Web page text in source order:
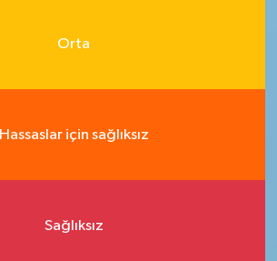
Orta
Hassaslar için sağlıksız
Sağlıksız